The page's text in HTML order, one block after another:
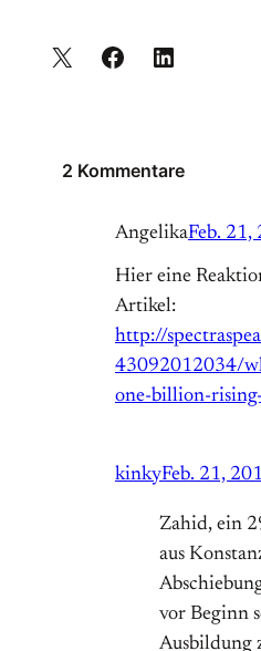
2 Kommentare
AngelikaFeb. 21,
Hier eine
Artikel:
http://
43092012034/
one-billion-
kinkyFeb. 21,
Zahid, ein
aus
vor Beginn
Ausbildung